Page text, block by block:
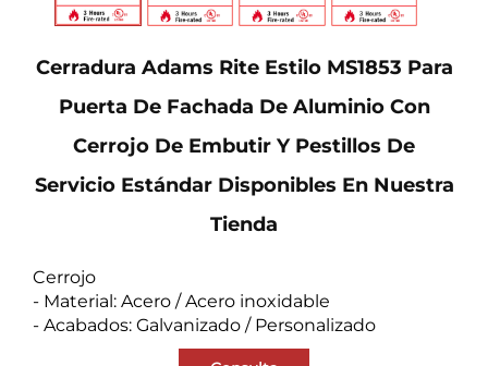
Cerradura Adams Rite Estilo MS1853 Para
Puerta De Fachada De Aluminio Con
Cerrojo De Embutir Y Pestillos De
Servicio Estándar Disponibles En Nuestra
Tienda
Cerrojo
- Material: Acero / Acero inoxidable
- Acabados: Galvanizado / Personalizado